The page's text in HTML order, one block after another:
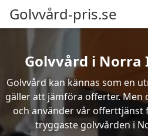
Golvvård-pris.se
Golvvård i
Golvvård kan kännas som en
gäller att jämföra offerter. Men
och använder vår offerttjänst
tryggaste golvvården i